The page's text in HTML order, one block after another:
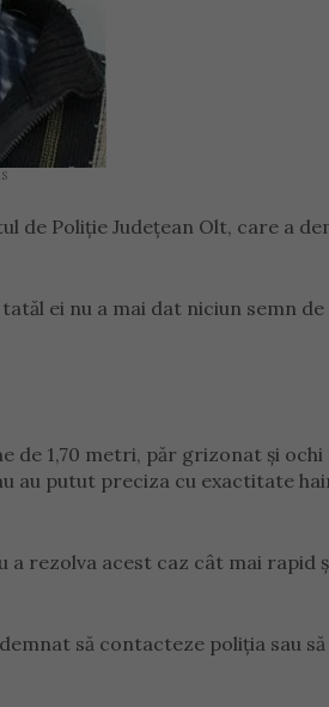
de Poliție Județean Olt, care a
ei nu a mai dat niciun semn de
de 1,70 metri, păr grizonat și ochi
au putut preciza cu exactitate
rezolva acest caz cât mai rapid
să contacteze poliția sau să